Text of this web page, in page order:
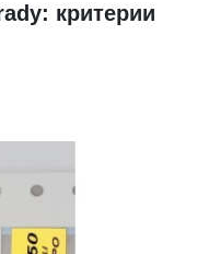
критерии